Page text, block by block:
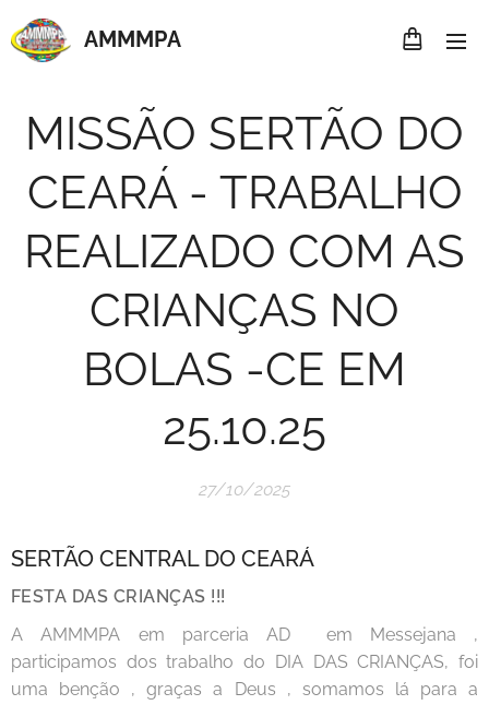
AMMMPA
MISSÃO SERTÃO DO
CEARÁ - TRABALHO
REALIZADO COM AS
CRIANÇAS NO
BOLAS -CE EM
25.10.25
27/10/2025
SERTÃO CENTRAL DO CEARÁ
FESTA DAS CRIANÇAS !!!
A AMMMPA em parceria AD em Messejana ,
participamos dos trabalho do DIA DAS CRIANÇAS, foi
uma benção , graças a Deus , somamos lá para a